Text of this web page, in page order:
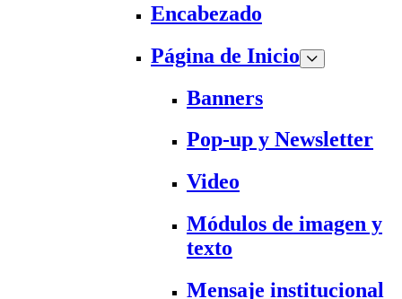
Encabezado
Página de Inicio
Banners
Pop-up y Newsletter
Video
Módulos de imagen y
texto
Mensaje institucional